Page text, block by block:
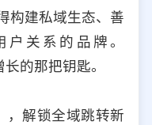
构建私域生态、善
关系的品牌。
的那把钥匙。
，解锁全域跳转新